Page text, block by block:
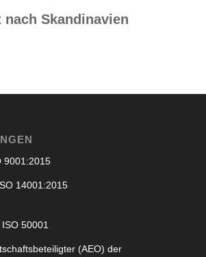
Skandinavien
9001:2015
14001:2015
50001
(AEO) der